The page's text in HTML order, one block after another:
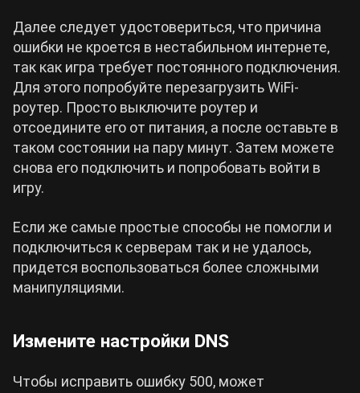
Далее следует удостовериться, что причина
ошибки не кроется в нестабильном интернете,
так как игра требует постоянного подключения.
Для этого попробуйте перезагрузить WiFi-
роутер. Просто выключите роутер и
отсоедините его от питания, а после оставьте в
таком состоянии на пару минут. Затем можете
снова его подключить и попробовать войти в
игру.
Если же самые простые способы не помогли и
подключиться к серверам так и не удалось,
придется воспользоваться более сложными
манипуляциями.
Измените настройки DNS
Чтобы исправить ошибку 500, может